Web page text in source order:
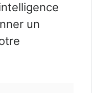
un